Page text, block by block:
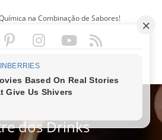
na Combinação de Sabores!
PORTUGUÊS
dos Drinks